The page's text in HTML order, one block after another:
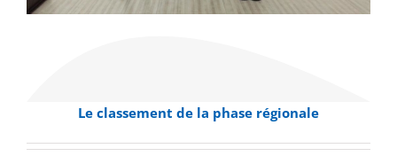
Le classement de la phase régionale